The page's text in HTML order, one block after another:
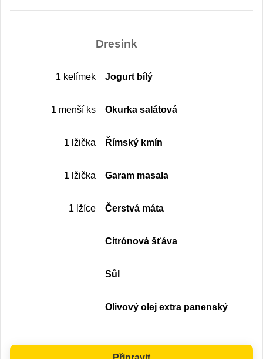
Dresink
1 kelímek Jogurt bílý
1 menší ks Okurka salátová
1 lžička Římský kmín
1 lžička Garam masala
1 lžíce Čerstvá máta
Citrónová šťáva
Sůl
Olivový olej extra panenský